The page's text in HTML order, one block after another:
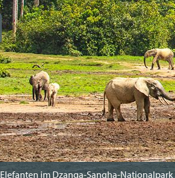
Elefanten im Dzanga-Sangha-Nationalpark